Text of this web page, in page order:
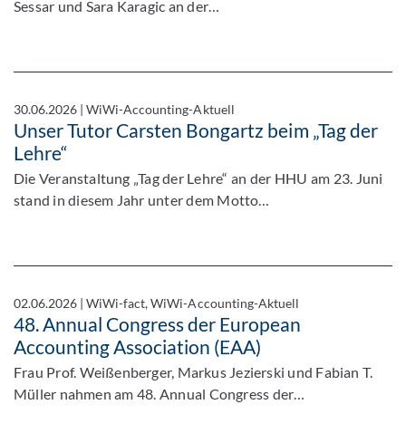
Sessar und Sara Karagic an der…
30.06.2026 |WiWi-Accounting-Aktuell
Unser Tutor Carsten Bongartz beim „Tag der
Lehre“
Die Veranstaltung „Tag der Lehre“ an der HHU am 23. Juni
stand in diesem Jahr unter dem Motto…
02.06.2026 |WiWi-fact, WiWi-Accounting-Aktuell
48. Annual Congress der European
Accounting Association (EAA)
Frau Prof. Weißenberger, Markus Jezierski und Fabian T.
Müller nahmen am 48. Annual Congress der…